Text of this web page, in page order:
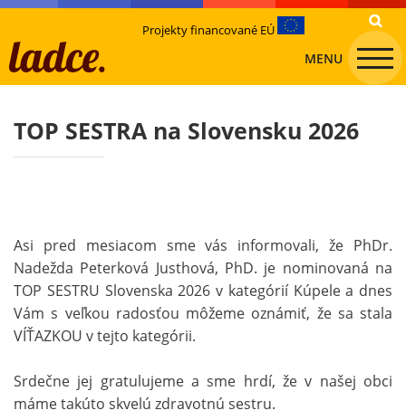
Projekty financované EÚ
MENU
TOP SESTRA na Slovensku 2026
Asi pred mesiacom sme vás informovali, že PhDr.
Nadežda Peterková Justhová, PhD. je nominovaná na
TOP SESTRU Slovenska 2026 v kategórií Kúpele a dnes
Vám s veľkou radosťou môžeme oznámiť, že sa stala
VÍŤAZKOU v tejto kategórii.
Srdečne jej gratulujeme a sme hrdí, že v našej obci
máme takúto skvelú zdravotnú sestru.